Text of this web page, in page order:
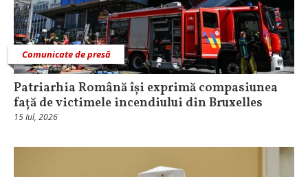
Comunicate de presă
Patriarhia Română își exprimă compasiunea
față de victimele incendiului din Bruxelles
15 Iul, 2026